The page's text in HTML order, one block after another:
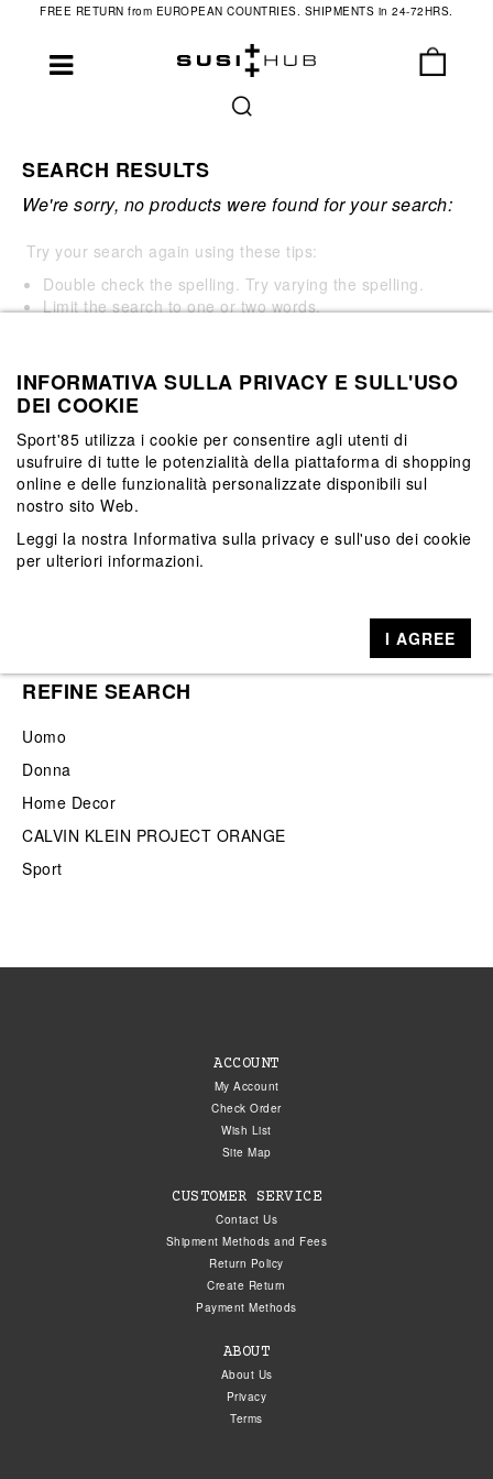
FREE RETURN from EUROPEAN COUNTRIES. SHIPMENTS in 24-72HRS.
SEARCH RESULTS
We're sorry, no products were found for your search:
Try your search again using these tips:
Double check the spelling. Try varying the spelling.
Limit the search to one or two words.
products.
Try a new search:
Go
REFINE SEARCH
Uomo
Donna
Home Decor
CALVIN KLEIN PROJECT ORANGE
Sport
ACCOUNT
My Account
Check Order
Wish List
Site Map
CUSTOMER SERVICE
Contact Us
Shipment Methods and Fees
Return Policy
Create Return
Payment Methods
ABOUT
About Us
Privacy
Terms
INFORMATIVA SULLA PRIVACY E SULL'USO
DEI COOKIE
Sport'85 utilizza i cookie per consentire agli utenti di
usufruire di tutte le potenzialità della piattaforma di shopping
online e delle funzionalità personalizzate disponibili sul
nostro sito Web.
Leggi la nostra Informativa sulla privacy e sull'uso dei cookie
per ulteriori informazioni.
I AGREE